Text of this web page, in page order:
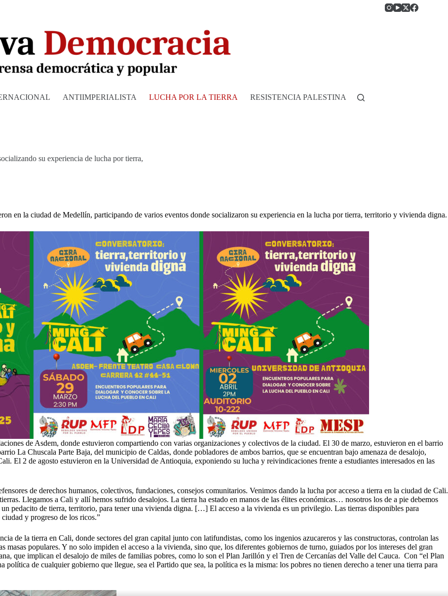
ANTIIMPERIALISTA LUCHA POR LA TIERRA RESISTENCIA PALESTINA HISTORIA DE
su experiencia de lucha por tierra,
en la ciudad de Medellín, participando de varios eventos donde socializaron su experiencia en la lucha por tierra, territorio y vivienda digna.
de Asdem, donde estuvieron compartiendo con varias organizaciones y colectivos de la ciudad. El 30 de marzo, estuvieron en el barrio
La Chuscala Parte Baja, del municipio de Caldas, donde pobladores de ambos barrios, que se encuentran bajo amenaza de desalojo,
El 2 de agosto estuvieron en la Universidad de Antioquia, exponiendo su lucha y reivindicaciones frente a estudiantes interesados en las
de derechos humanos, colectivos, fundaciones, consejos comunitarios. Venimos dando la lucha por acceso a tierra en la ciudad de Cali.
Llegamos a Cali y allí hemos sufrido desalojos. La tierra ha estado en manos de las élites económicas… nosotros los de a pie debemos
pedacito de tierra, territorio, para tener una vivienda digna. […] El acceso a la vivienda es un privilegio. Las tierras disponibles para
y progreso de los ricos.”
de la tierra en Cali, donde sectores del gran capital junto con latifundistas, como los ingenios azucareros y las constructoras, controlan las
masas populares. Y no solo impiden el acceso a la vivienda, sino que, los diferentes gobiernos de turno, guiados por los intereses del gran
que implican el desalojo de miles de familias pobres, como lo son el Plan Jarillón y el Tren de Cercanías del Valle del Cauca. Con “el Plan
de cualquier gobierno que llegue, sea el Partido que sea, la política es la misma: los pobres no tienen derecho a tener una tierra para